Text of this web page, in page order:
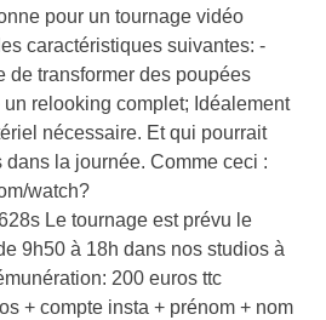
pour un tournage vidéo
caractéristiques suivantes: -
de transformer des poupées
relooking complet; Idéalement
nécessaire. Et qui pourrait
dans la journée. Comme ceci :
watch?
Le tournage est prévu le
9h50 à 18h dans nos studios à
200 euros ttc
+ compte insta + prénom + nom